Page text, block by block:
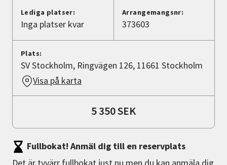
Lediga platser:
Inga platser kvar
Arrangemangsnr:
373603
Plats:
SV Stockholm, Ringvägen 126, 11661 Stockholm
Visa på karta
5 350 SEK
Fullbokat! Anmäl dig till en reservplats